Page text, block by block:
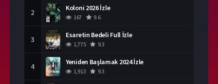
2 Koloni 2026 İzle
167 9.6
3 Esaretin Bedeli Full İzle
1,775 9.3
4 Yeniden Başlamak 2024 İzle
1,913 9.3